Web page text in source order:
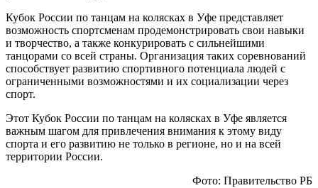
Кубок России по танцам на колясках в Уфе представляет
возможность спортсменам продемонстрировать свои навыки
и творчество, а также конкурировать с сильнейшими
танцорами со всей страны. Организация таких соревнований
способствует развитию спортивного потенциала людей с
ограниченными возможностями и их социализации через
спорт.
Этот Кубок России по танцам на колясках в Уфе является
важным шагом для привлечения внимания к этому виду
спорта и его развитию не только в регионе, но и на всей
территории России.
Фото: Правительство РБ